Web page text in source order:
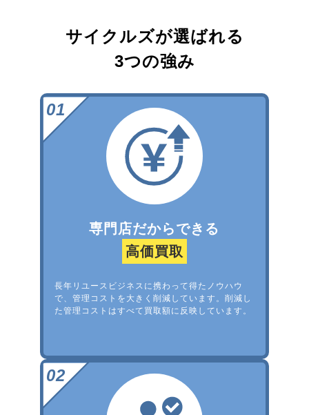
サイクルズが選ばれる
3つの強み
専門店だからできる
高価買取
長年リユースビジネスに携わって得たノウハウ
で、管理コストを大きく削減しています。削減し
た管理コストはすべて買取額に反映しています。